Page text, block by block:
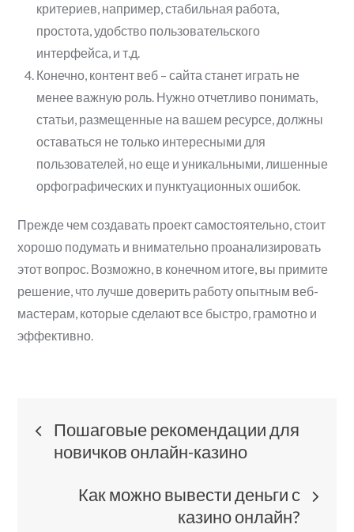
критериев, например, стабильная работа,
простота, удобство пользовательского
интерфейса, и т.д.
Конечно, контент веб – сайта станет играть не
менее важную роль. Нужно отчетливо понимать,
статьи, размещенные на вашем ресурсе, должны
оставаться не только интересными для
пользователей, но еще и уникальными, лишенные
орфографических и пунктуационных ошибок.
Прежде чем создавать проект самостоятельно, стоит
хорошо подумать и внимательно проанализировать
этот вопрос. Возможно, в конечном итоге, вы примите
решение, что лучше доверить работу опытным веб-
мастерам, которые сделают все быстро, грамотно и
эффективно.
Навигация
Пошаговые рекомендации для
новичков онлайн-казино
Как можно вывести деньги с
казино онлайн?